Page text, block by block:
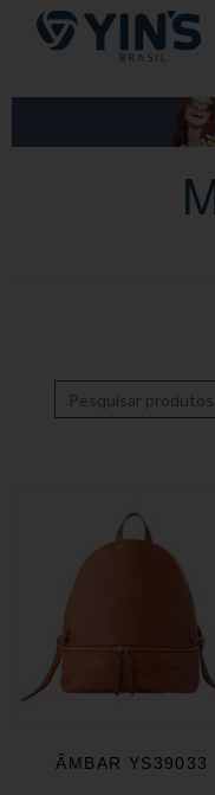
Pular
para
conteúdo
ÂMBAR YS39033